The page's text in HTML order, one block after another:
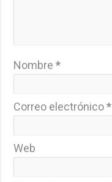
Nombre*
Correo electrónico*
Web